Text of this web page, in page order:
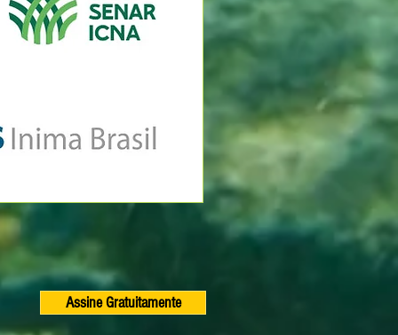
Assine Gratuitamente